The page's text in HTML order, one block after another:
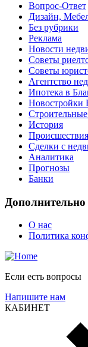
Вопрос-Ответ
Дизайн,
Без рубрики
Реклама
Новости
Советы
Советы
Агентство
Ипотека в
Новостройки
История
Происшествия
Сделки с
Аналитика
Прогнозы
Банки
Дополнительно
О нас
Политика
Если есть вопросы
Напишите нам
КАБИНЕТ